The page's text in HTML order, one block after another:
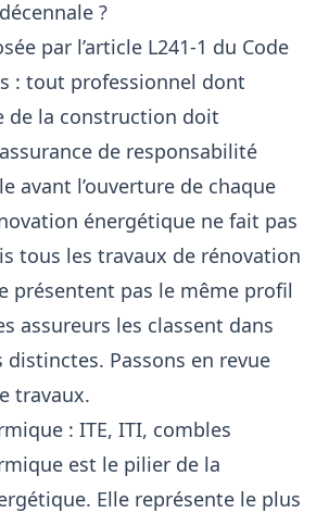
?
par l’article L241-1 du Code
: tout professionnel dont
de la construction doit
de responsabilité
avant l’ouverture de chaque
énergétique ne fait pas
tous les travaux de rénovation
présentent pas le même profil
assureurs les classent dans
distinctes. Passons en revue
travaux.
: ITE, ITI, combles
est le pilier de la
Elle représente le plus